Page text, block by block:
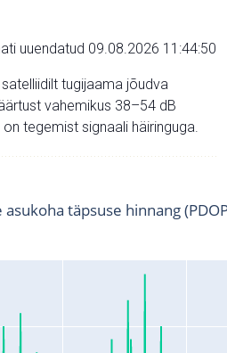
uuendatud 09.08.2026 11:44:50
tugijaama jõudva
vahemikus 38–54 dB
tegemist signaali häiringuga.
täpsuse hinnang